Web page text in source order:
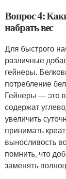
Вопрос 4:
набрать вес
Для быстрого
различные
гейнеры.
потребление
Гейнеры — это
содержат
увеличить
принимать
выносливость
помнить, что
заменять